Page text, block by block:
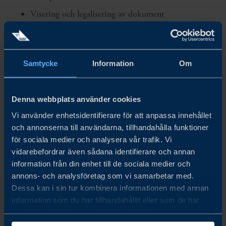
Samtycke Information Om
Denna webbplats använder cookies
Vi använder enhetsidentifierare för att anpassa innehållet
och annonserna till användarna, tillhandahålla funktioner
för sociala medier och analysera vår trafik. Vi
vidarebefordrar även sådana identifierare och annan
information från din enhet till de sociala medier och
annons- och analysföretag som vi samarbetar med.
Dessa kan i sin tur kombinera informationen med annan
information som du har tillhandahållit eller som de har
samlat in när du har använt deras tjänster.
Visering och legalisering av dokument
Dokument i samband med frihandelsavtal
ATA-carnet och tillfällig export
Förvaring av styrkande handlingar
Experter från Business Swedens exporttekniska
avdelning som föreläsare
Valon Ramahar lång erfarenhet av internationell handel
och tullfrågor, med bakgrund från bland annat Tullverket
och IKEA.